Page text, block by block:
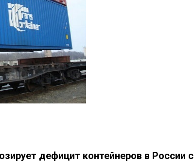
дефицит контейнеров в России с